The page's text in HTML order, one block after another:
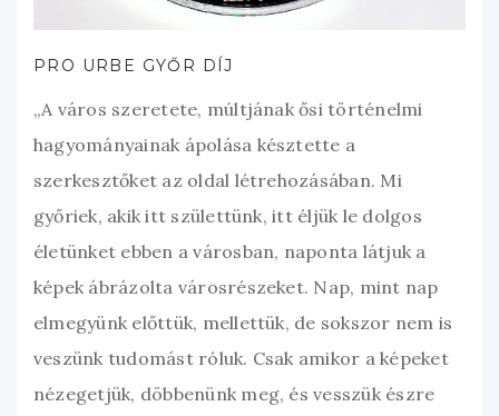
PRO URBE GYŐR DÍJ
„A város szeretete, múltjának ősi történelmi
hagyományainak ápolása késztette a
szerkesztőket az oldal létrehozásában. Mi
győriek, akik itt születtünk, itt éljük le dolgos
életünket ebben a városban, naponta látjuk a
képek ábrázolta városrészeket. Nap, mint nap
elmegyünk előttük, mellettük, de sokszor nem is
veszünk tudomást róluk. Csak amikor a képeket
nézegetjük, döbbenünk meg, és vesszük észre